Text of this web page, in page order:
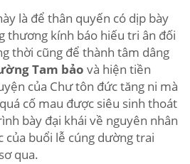
là để thân quyến có dịp bày
thương kính báo hiếu tri ân đối
thời cũng để thành tâm dâng
Tam bảo và hiện tiền
của Chư tôn đức tăng ni mà
cố mau được siêu sinh thoát
bày đại khái về nguyên nhân
của buổi lễ cúng dường trai
qua.